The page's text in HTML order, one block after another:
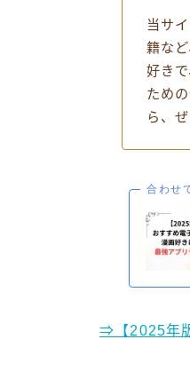
当サ
籍な
好き
ため
ら、
合わせ
⇒【2025年